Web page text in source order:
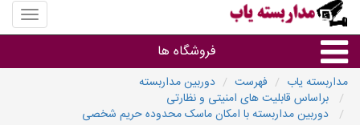
منوی
سایت
یاب
فروشگاه ها
براساس مشخصات ظاهری
مداربسته یاب فهرست
دوربین مداربسته
براساس قابلیت های امنیتی و نظارتی
دوربین مداربسته با امکان ماسک محدوده حریم شخصی